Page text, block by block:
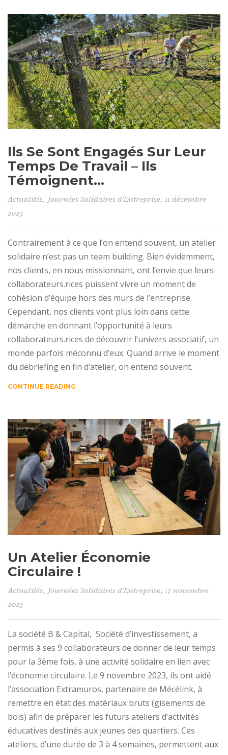
Ils Se Sont Engagés Sur Leur
Temps De Travail – Ils
Témoignent…
Actualités,Journées Solidaires d'Entreprise, 11 décembre
2023
Contrairement à ce que l’on entend souvent, un atelier
solidaire n’est pas un team building. Bien évidemment,
nos clients, en nous missionnant, ont l’envie que leurs
collaborateurs.rices puissent vivre un moment de
cohésion d’équipe hors des murs de l’entreprise.
Cependant, nos clients vont plus loin dans cette
démarche en donnant l’opportunité à leurs
collaborateurs.rices de découvrir l’univers associatif, un
monde parfois méconnu d’eux. Quand arrive le moment
du debriefing en fin d’atelier, on entend souvent.
CONTINUE READING
Un Atelier Économie
Circulaire !
Actualités, Journées Solidaires d'Entreprise, 17 novembre
2023
La société B & Capital, Société d’investissement, a
permis à ses 9 collaborateurs de donner de leur temps
pour la 3ème fois, à une activité solidaire en lien avec
l’économie circulaire. Le 9 novembre 2023, ils ont aidé
l’association Extramuros, partenaire de Mécélink, à
remettre en état des matériaux bruts (gisements de
bois) afin de préparer les futurs ateliers d’activités
éducatives destinés aux jeunes des quartiers. Ces
ateliers, d’une durée de 3 à 4 semaines, permettent aux